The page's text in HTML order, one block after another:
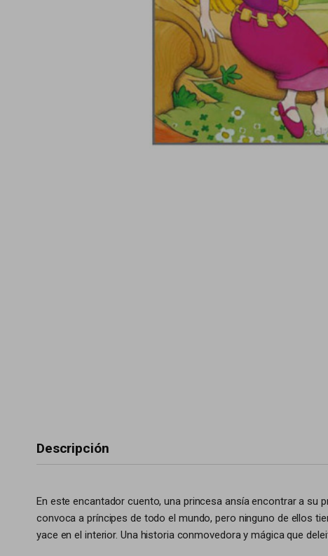
Descripción
En este encantador cuento, una princesa ansía encontrar a su
convoca a príncipes de todo el mundo, pero ninguno de ellos
yace en el interior. Una historia conmovedora y mágica que